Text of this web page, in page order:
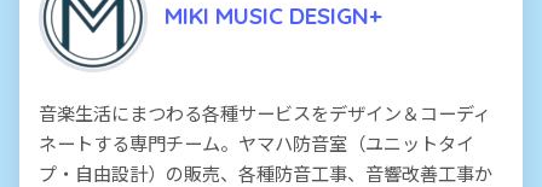
MIKI MUSIC DESIGN+
音楽生活にまつわる各種サービスをデザイン＆コーディ
ネートする専門チーム。ヤマハ防音室（ユニットタイ
プ・自由設計）の販売、各種防音工事、音響改善工事か